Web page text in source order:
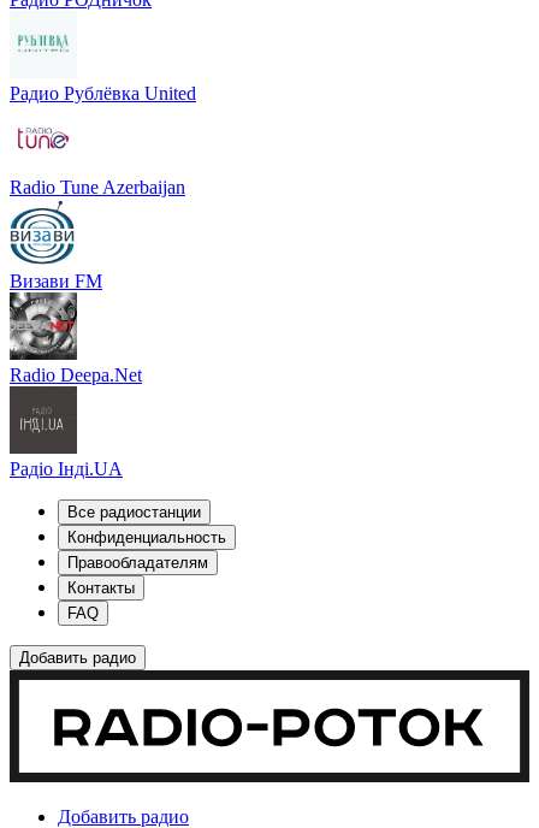
Радио Рублёвка United
Radio Tune Azerbaijan
Визави FM
Radio Deepa.Net
Радіо Інді.UA
Все радиостанции
Конфиденциальность
Правообладателям
Контакты
FAQ
Добавить радио
Добавить радио